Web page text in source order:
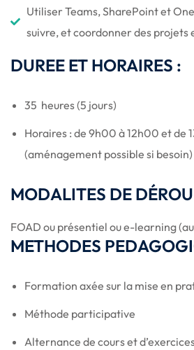
Utiliser Teams, SharePoint et
suivre, et coordonner des projets
DUREE ET HORAIRES :
35 heures (5 jours)
Horaires : de 9h00 à 12h00 et de
(aménagement possible si besoin)
MODALITES DE
FOAD ou présentiel ou e-learning
METHODES
Formation axée sur la mise en
Méthode participative
Alternance de cours et